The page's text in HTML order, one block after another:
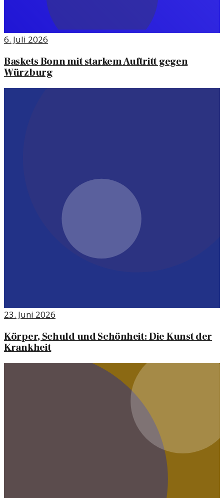
6. Juli 2026
Baskets Bonn mit starkem Auftritt gegen
Würzburg
23. Juni 2026
Körper, Schuld und Schönheit: Die Kunst der
Krankheit